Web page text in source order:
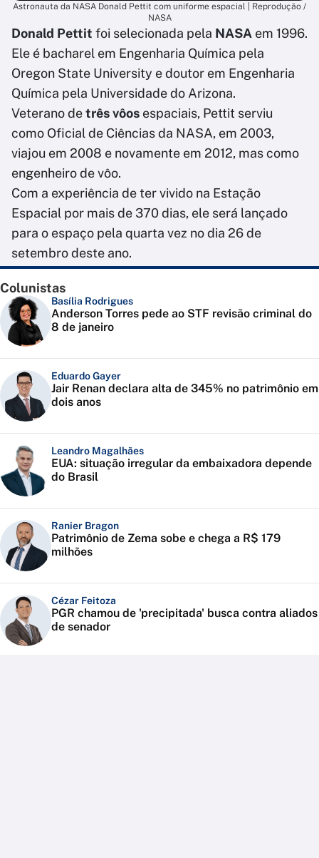
Astronauta da NASA Donald Pettit com uniforme espacial | Reprodução /
NASA
Donald Pettit foi selecionada pela NASA em 1996.
Ele é bacharel em Engenharia Química pela
Oregon State University e doutor em Engenharia
Química pela Universidade do Arizona.
Veterano detrês vôos espaciais, Pettit serviu
como Oficial de Ciências da NASA, em 2003,
viajou em 2008 e novamente em 2012, mas como
engenheiro de vôo.
Com a experiência de ter vivido na Estação
Espacial por mais de 370 dias, ele será lançado
para o espaço pela quarta vez no dia 26 de
setembro deste ano.
Colunistas
Basília Rodrigues
Anderson Torres pede ao STF revisão criminal do
8 de janeiro
Eduardo Gayer
Jair Renan declara alta de 345% no patrimônio em
dois anos
Leandro Magalhães
EUA: situação irregular da embaixadora depende
do Brasil
Ranier Bragon
Patrimônio de Zema sobe e chega a R$ 179
milhões
Cézar Feitoza
PGR chamou de 'precipitada' busca contra aliados
de senador